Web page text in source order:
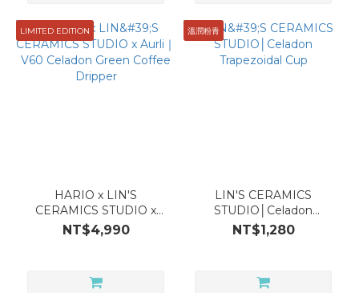
LIMITED EDITION
HARIO x LIN'S
CERAMICS STUDIO x
Aurli｜V60 Celadon
Green Coffee Dripper
NT$4,990
溫潤粉青
LIN'S CERAMICS
STUDIO│Celadon
Trapezoidal Cup
NT$1,280